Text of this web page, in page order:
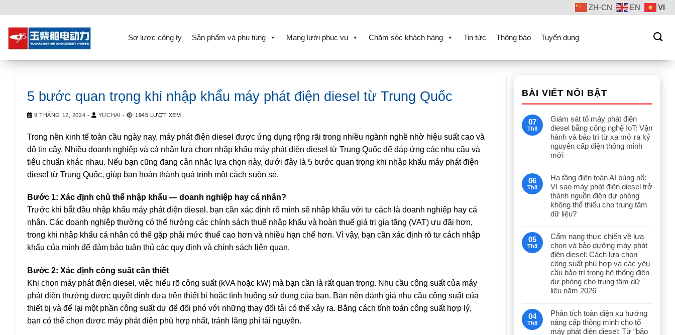
content
ZH-CN EN VI
Sơ lược công ty Sản phẩm và phụ tùng Mạng lưới phục vụ Chăm sóc khách hàng Tin tức Thông báo Tuyển dụng
5 bước quan trọng khi nhập khẩu máy phát điện diesel từ Trung Quốc
9 THÁNG 12, 2024 - YUCHAI - 1945 LƯỢT XEM
Trong nền kinh tế toàn cầu ngày nay, máy phát điện diesel được ứng dụng rộng rãi trong nhiều ngành nghề nhờ hiệu suất cao và
độ tin cậy. Nhiều doanh nghiệp và cá nhân lựa chọn nhập khẩu máy phát điện diesel từ Trung Quốc để đáp ứng các nhu cầu và
tiêu chuẩn khác nhau. Nếu bạn cũng đang cân nhắc lựa chọn này, dưới đây là 5 bước quan trọng khi nhập khẩu máy phát điện
diesel từ Trung Quốc, giúp bạn hoàn thành quá trình một cách suôn sẻ.
Bước 1: Xác định chủ thể nhập khẩu — doanh nghiệp hay cá nhân?
Trước khi bắt đầu nhập khẩu máy phát điện diesel, bạn cần xác định rõ mình sẽ nhập khẩu với tư cách là doanh nghiệp hay cá
nhân. Các doanh nghiệp thường có thể hưởng các chính sách thuế nhập khẩu và hoàn thuế giá trị gia tăng (VAT) ưu đãi hơn,
trong khi nhập khẩu cá nhân có thể gặp phải mức thuế cao hơn và nhiều hạn chế hơn. Vì vậy, bạn cần xác định rõ tư cách nhập
khẩu của mình để đảm bảo tuân thủ các quy định và chính sách liên quan.
Bước 2: Xác định công suất cần thiết
Khi chọn máy phát điện diesel, việc hiểu rõ công suất (kVA hoặc kW) mà bạn cần là rất quan trọng. Nhu cầu công suất của máy
phát điện thường được quyết định dựa trên thiết bị hoặc tình huống sử dụng của bạn. Bạn nên đánh giá nhu cầu công suất của
thiết bị và để lại một phần công suất dư để đối phó với những thay đổi tải có thể xảy ra. Bằng cách tính toán công suất hợp lý,
bạn có thể chọn được máy phát điện phù hợp nhất, tránh lãng phí tài nguyên.
BÀI VIẾT NỔI BẬT
07
Th8
Giám sát tổ máy phát điện
diesel bằng công nghệ IoT: Vận
hành và bảo trì từ xa mở ra kỷ
nguyên cấp điện thông minh
mới
06
Th8
Hạ tầng điện toán AI bùng nổ:
Vì sao máy phát điện diesel trở
thành nguồn điện dự phòng
không thể thiếu cho trung tâm
dữ liệu?
05
Th8
Cẩm nang thực chiến về lựa
chọn và bảo dưỡng máy phát
điện diesel: Cách lựa chọn
công suất phù hợp và các yêu
cầu bảo trì trong hệ thống điện
dự phòng cho trung tâm dữ
liệu năm 2026
04
Th8
Phân tích toàn diện xu hướng
nâng cấp thông minh cho tổ
máy phát điện diesel: Từ “bảo